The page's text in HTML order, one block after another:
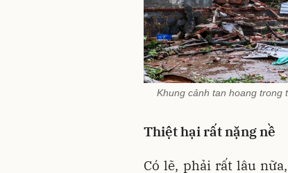
Khung cảnh tan hoang trong
Thiệt hại rất nặng nề
Có lẽ, phải rất lâu